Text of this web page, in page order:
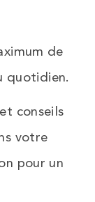
de
quotidien.
conseils
votre
pour un